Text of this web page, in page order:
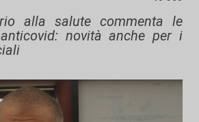
alla salute commenta le
novità anche per i